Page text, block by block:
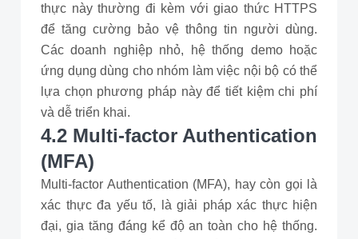
thực này thường đi kèm với giao thức HTTPS
để tăng cường bảo vệ thông tin người dùng.
Các doanh nghiệp nhỏ, hệ thống demo hoặc
ứng dụng dùng cho nhóm làm việc nội bộ có thể
lựa chọn phương pháp này để tiết kiệm chi phí
và dễ triển khai.
4.2 Multi-factor Authentication
(MFA)
Multi-factor Authentication (MFA), hay còn gọi là
xác thực đa yếu tố, là giải pháp xác thực hiện
đại, gia tăng đáng kể độ an toàn cho hệ thống.